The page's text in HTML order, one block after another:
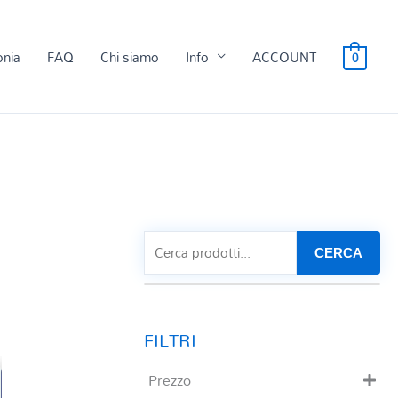
FAQ Chi siamo Info ACCOUNT 0
CERCA
Prezzo